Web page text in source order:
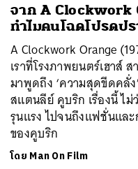
จาก A Clockwork
ทำไมคนโฉดโปรดป
A Clockwork Orange
เราที่โรงภาพยนตร์เฮาส์
มาพูดถึง ‘ความสุดขีดคลั่
สแตนลีย์ คูบริก เรื่องนี้ ไม่
รุนแรง ไปจนถึงแฟชั่นแล
ของคูบริก
โดย Man On Film